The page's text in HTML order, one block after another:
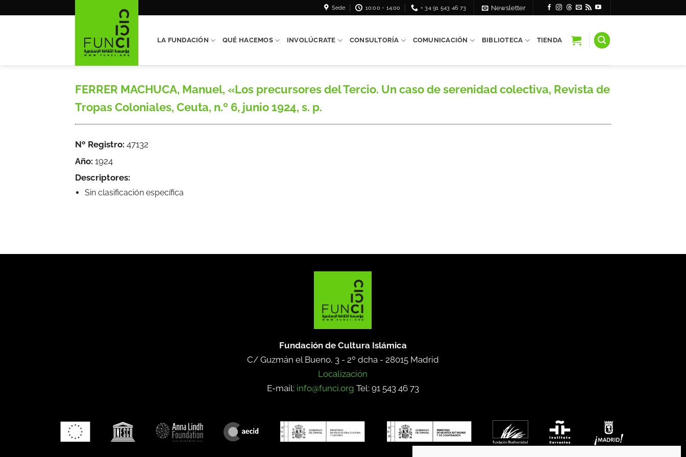
Sede 10:00 - 14:00 + 34 91 543 46 73 Newsletter
LA FUNDACIÓN QUÉ HACEMOS INVOLÚCRATE CONSULTORÍA COMUNICACIÓN BIBLIOTECA TIENDA
FERRER MACHUCA, Manuel, «Los precursores del Tercio. Un caso de serenidad colectiva, Revista de
Tropas Coloniales, Ceuta, n.º 6, junio 1924, s. p.
Nº Registro: 47132
Año: 1924
Descriptores:
Sin clasificación específica
Fundación de Cultura Islámica
C/ Guzmán el Bueno, 3 - 2º dcha - 28015 Madrid
Localización
E-mail: info@funci.org Tel: 91 543 46 73